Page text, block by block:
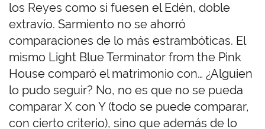
los Reyes como si fuesen el Edén, doble
extravío. Sarmiento no se ahorró
comparaciones de lo más estrambóticas. El
mismo Light Blue Terminator from the Pink
House comparó el matrimonio con… ¿Alguien
lo pudo seguir? No, no es que no se pueda
comparar X con Y (todo se puede comparar,
con cierto criterio), sino que además de lo